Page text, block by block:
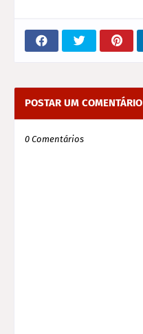
POSTAR UM COMENTÁRIO
0 Comentários